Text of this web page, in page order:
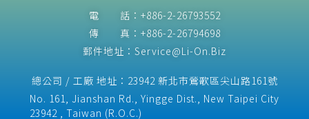
電 話：+886-2-26793552
傳 真：+886-2-26794698
郵件地址：Service@Li-On.Biz
總公司 / 工廠 地址：23942 新北市鶯歌區尖山路161號
No. 161, Jianshan Rd., Yingge Dist., New Taipei City
23942 , Taiwan (R.O.C.)​